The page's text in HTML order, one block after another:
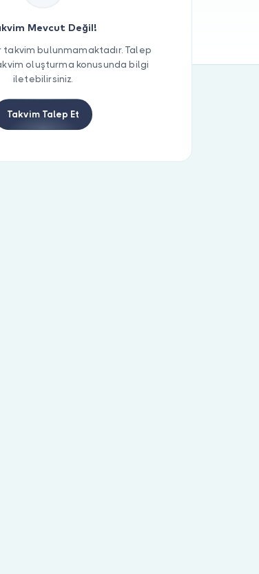
Mevcut Değil!
takvim bulunmamaktadır. Talep
oluşturma konusunda bilgi
iletebilirsiniz.
Takvim Talep Et